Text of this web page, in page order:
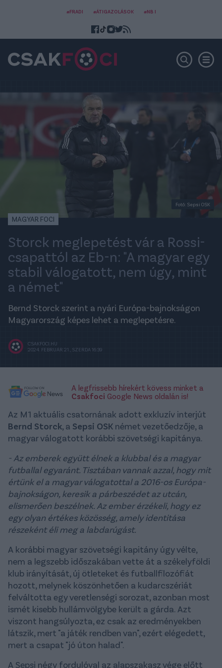
#FRADI #ÁTIGAZOLÁSOK #NB I
Fotó: Sepsi OSK
MAGYAR FOCI
Storck meglepetést vár a Rossi-
csapattól az Eb-n: "A magyar egy
stabil válogatott, nem úgy, mint
a német"
Bernd Storck szerint a nyári Európa-bajnokságon
Magyarország képes lehet a meglepetésre.
CSAKFOCI.HU
2024. FEBRUÁR 21., SZERDA 16:39
A legfrissebb hírekért kövess minket a
Csakfoci Google News oldalán is!
Az M1 aktuális csatornának adott exkluzív interjút
Bernd Storck, a Sepsi OSK német vezetőedzője, a
magyar válogatott korábbi szövetségi kapitánya.
- Az emberek együtt élnek a klubbal és a magyar
futballal egyaránt. Tisztában vannak azzal, hogy mit
értünk el a magyar válogatottal a 2016-os Európa-
bajnokságon, keresik a párbeszédet az utcán,
elismerően beszélnek. Az ember érzékeli, hogy ez
egy olyan értékes közösség, amely identitása
részeként éli meg a labdarúgást.
A korábbi magyar szövetségi kapitány úgy vélte,
nem a legszebb időszakában vette át a székelyföldi
klub irányítását, új ötleteket és futballfilozófiát
hozott, melynek köszönhetően a kudarcszériát
felváltotta egy veretlenségi sorozat, azonban most
ismét kisebb hullámvölgybe került a gárda. Azt
viszont hangsúlyozta, ez csak az eredményekben
látszik, mert "a játék rendben van", ezért elégedett,
mert a csapat "jó úton halad".
A Sepsi négy fordulóval az alapszakasz vége előtt